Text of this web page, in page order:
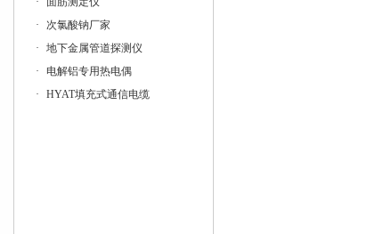
·
次氯酸钠厂家
·
地下金属管道探测仪
·
电解铝专用热电偶
·
HYAT填充式通信电缆